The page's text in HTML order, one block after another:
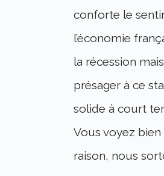
conforte le
l’économie
la récession
présager à ce
solide à court
Vous voyez
raison, nous